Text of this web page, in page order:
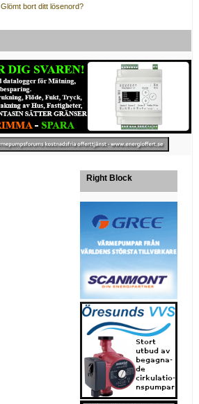
Glömt bort ditt lösenord?
Right Block